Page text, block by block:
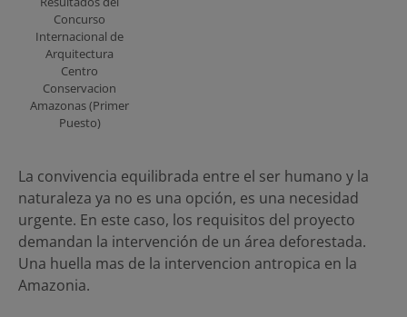
Concurso
Internacional de
Arquitectura
Centro
Conservacion
Amazonas (Primer
Puesto)
La convivencia equilibrada entre el ser humano y la
naturaleza ya no es una opción, es una necesidad
urgente. En este caso, los requisitos del proyecto
demandan la intervención de un área deforestada.
Una huella mas de la intervencion antropica en la
Amazonia.